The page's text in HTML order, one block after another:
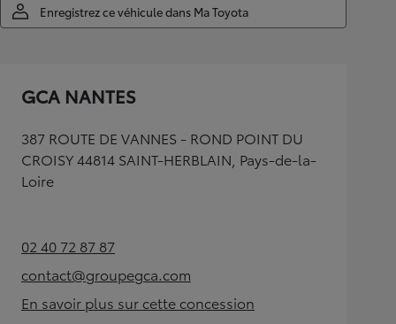
Enregistrez ce véhicule dans Ma Toyota
GCA NANTES
387 ROUTE DE VANNES - ROND POINT DU
CROISY 44814 SAINT-HERBLAIN, Pays-de-la-
Loire
02 40 72 87 87(Opens in new tab)
contact@groupegca.com
(Opens in new tab)
En savoir plus sur cette concession
(Opens in new tab)